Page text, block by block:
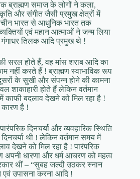
ब्राह्मण समाज के लोगों ने कला,
और संगीत जैसी प्रमुख क्षेत्रों में
भारत से आधुनिक भारत तक
एवं महान आत्माओं ने जन्म लिया
गंगाधर तिलक आदि प्रमुख थे !
सरल होते हैं, वह मांस शराब आदि का
नहीं करते हैं ! ब्राह्मण स्वाभाविक रूप
के सुखी और संपन्न होने की कामना
शाकाहारी होते हैं लेकिन वर्तमान
काफी बदलाव देखने को मिल रहा है !
कारण है !
दिनचर्या और व्यवहारिक स्थिति
थी ! लेकिन वर्तमान समय में
देखने को मिल रहा है ! पारंपरिक
अपनी धारणा और धर्म आचरण को महत्व
थीं – “सुबह जल्दी उठकर स्नान
एवं उपासना करना आदि !